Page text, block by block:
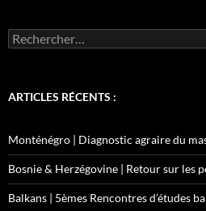
Rechercher :
ARTICLES RÉCENTS :
Monténégro | Diagnostic agraire du
Bosnie & Herzégovine | Retour sur les
Balkans | 5èmes Rencontres d’études